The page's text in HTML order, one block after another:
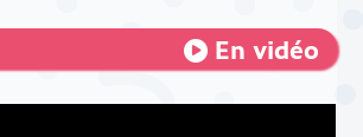
En vidéo